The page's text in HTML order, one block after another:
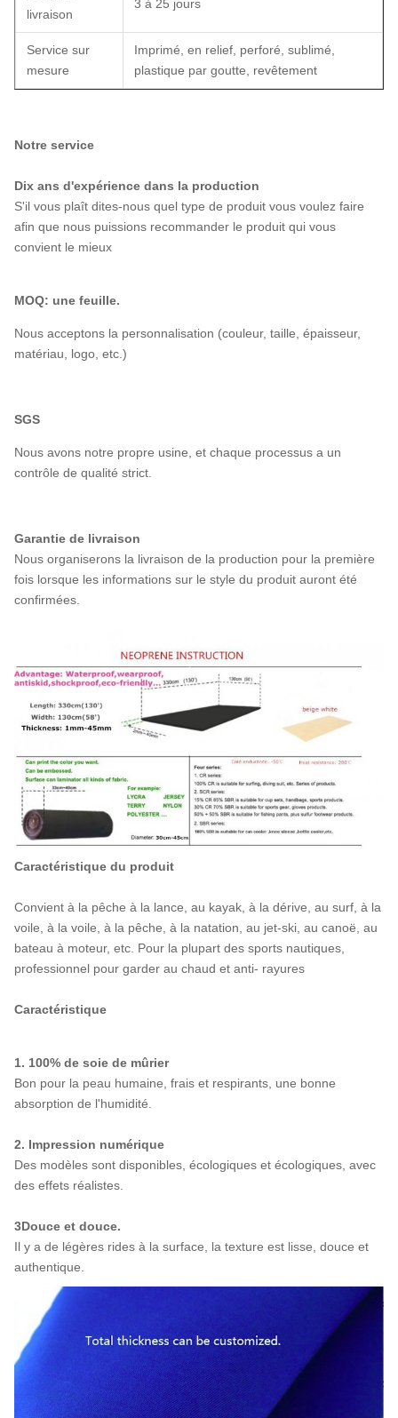
livraison
3 à 25 jours
Service sur
mesure
Imprimé, en relief, perforé, sublimé,
plastique par goutte, revêtement
Notre service
Dix ans d'expérience dans la production
S'il vous plaît dites-nous quel type de produit vous voulez faire
afin que nous puissions recommander le produit qui vous
convient le mieux
MOQ: une feuille.
Nous acceptons la personnalisation (couleur, taille, épaisseur,
matériau, logo, etc.)
SGS
Nous avons notre propre usine, et chaque processus a un
contrôle de qualité strict.
Garantie de livraison
Nous organiserons la livraison de la production pour la première
fois lorsque les informations sur le style du produit auront été
confirmées.
Caractéristique du produit
Convient à la pêche à la lance, au kayak, à la dérive, au surf, à la
voile, à la voile, à la pêche, à la natation, au jet-ski, au canoë, au
bateau à moteur, etc. Pour la plupart des sports nautiques,
professionnel pour garder au chaud et anti- rayures
Caractéristique
1. 100% de soie de mûrier
Bon pour la peau humaine, frais et respirants, une bonne
absorption de l'humidité.
2. Impression numérique
Des modèles sont disponibles, écologiques et écologiques, avec
des effets réalistes.
3Douce et douce.
Il y a de légères rides à la surface, la texture est lisse, douce et
authentique.